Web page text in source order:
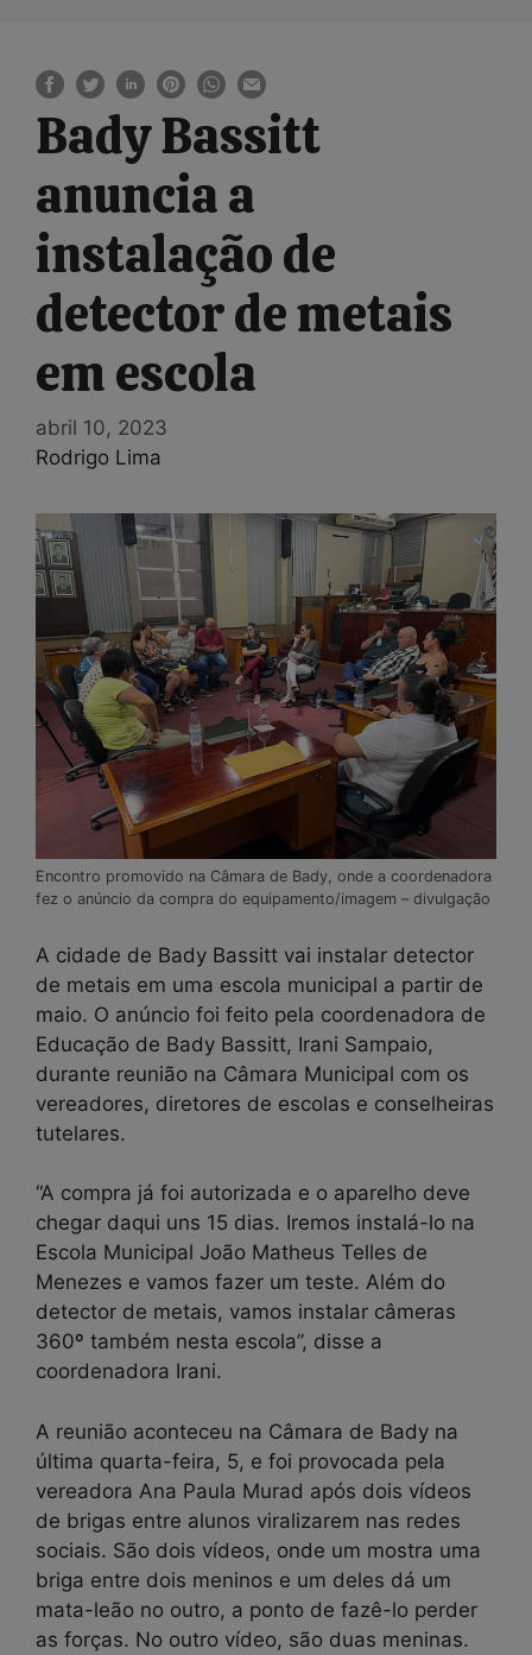
Bady Bassitt
anuncia a
instalação de
detector de metais
em escola
abril 10, 2023
Rodrigo Lima
Encontro promovido na Câmara de Bady, onde a coordenadora
fez o anúncio da compra do equipamento/imagem – divulgação
A cidade de Bady Bassitt vai instalar detector
de metais em uma escola municipal a partir de
maio. O anúncio foi feito pela coordenadora de
Educação de Bady Bassitt, Irani Sampaio,
durante reunião na Câmara Municipal com os
vereadores, diretores de escolas e conselheiras
tutelares.
“A compra já foi autorizada e o aparelho deve
chegar daqui uns 15 dias. Iremos instalá-lo na
Escola Municipal João Matheus Telles de
Menezes e vamos fazer um teste. Além do
detector de metais, vamos instalar câmeras
360º também nesta escola”, disse a
coordenadora Irani.
A reunião aconteceu na Câmara de Bady na
última quarta-feira, 5, e foi provocada pela
vereadora Ana Paula Murad após dois vídeos
de brigas entre alunos viralizarem nas redes
sociais. São dois vídeos, onde um mostra uma
briga entre dois meninos e um deles dá um
mata-leão no outro, a ponto de fazê-lo perder
as forças. No outro vídeo, são duas meninas.